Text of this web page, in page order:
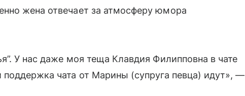
жена отвечает за атмосферу юмора
У нас даже моя теща Клавдия Филипповна в чате
чата от Марины (супруга певца) идут», —